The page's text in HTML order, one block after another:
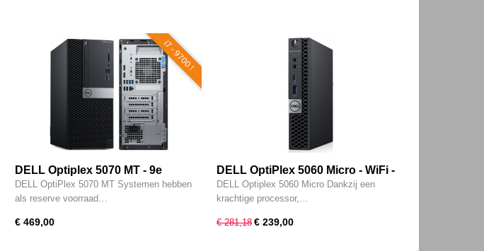
i7 - 9700 !
DELL Optiplex 5070 MT - 9e
generatie i7 - 8-CORE - 16GB -
512GB SSD - DVDRW - Intel UHD
DELL OptiPlex 5070 MT Systemen hebben
als reserve voorraad…
€ 469,00
DELL OptiPlex 5060 Micro - WiFi -
8e generatie i5 - 6-CORE - 8GB -
256GB SSD - Intel UHD 630 - Type-
DELL Optiplex 5060 Micro Dankzij een
krachtige processor,…
€ 281,18 € 239,00